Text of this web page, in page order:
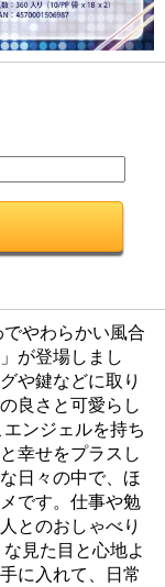
やわらかい風合
が登場しまし
や鍵などに取り
良さと可愛らし
ンジェルを持ち
幸せをプラスし
日々の中で、ほ
です。仕事や勉
とのおしゃべり
見た目と心地よ
に入れて、日常